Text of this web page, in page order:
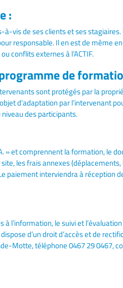
:
à-vis de ses clients et ses
responsable. Il en est de même
conflits externes à l’ACTIF.
de
sont protégés par la
d’adaptation par l’intervenant
des participants.
» et comprennent la formation, le
les frais annexes
paiement interviendra à réception
à l’information, le suivi et
d’un droit d’accès et de
Motte, téléphone 0467 29 0467,